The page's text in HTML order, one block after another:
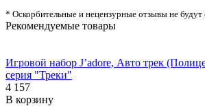
* Оскорбительные и нецензурные отзывы не
Рекомендуемые товары
Игровой набор J’adore, Авто трек
серия "Треки"
4 157
В корзину